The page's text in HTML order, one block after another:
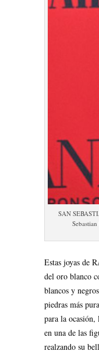
SAN
Estas joyas de
del oro blanco
blancos y
piedras más
para la
en una de las
realzando su